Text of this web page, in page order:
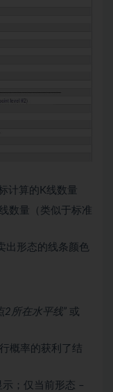
计算的K线数量
数量（类似于标准
出形态的线条颜色
2所在水平线” 或
概率的获利了结
；仅当前形态 –